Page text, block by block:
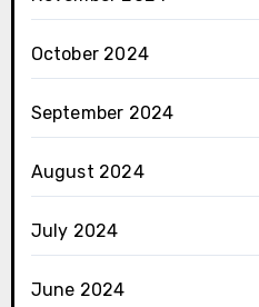
October 2024
September 2024
August 2024
July 2024
June 2024